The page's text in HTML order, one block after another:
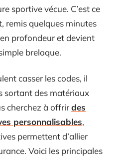
sportive vécue. C’est ce
remis quelques minutes
profondeur et devient
breloque.
casser les codes, il
sortant des matériaux
cherchez à offrirdes
personnalisables,
permettent d’allier
Voici les principales